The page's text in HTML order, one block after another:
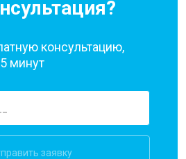
консультацию,
минут
заявку